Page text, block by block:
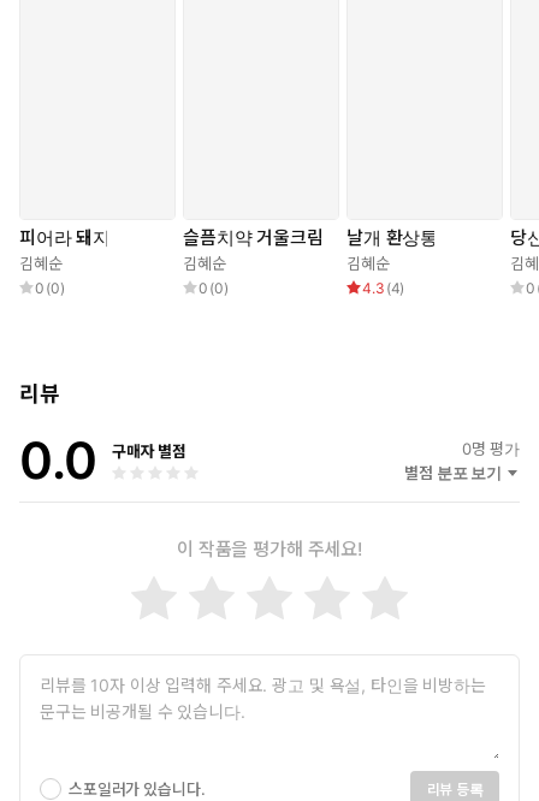
피어라 돼지
김혜순
0 (0)
슬픔치약 거울크림
김혜순
0 (0)
날개 환상통
김혜순
4.3 (4)
당
김
0
리뷰
0.0 구매자 별점 0명 평가
별점 분포 보기
이 작품을 평가해 주세요!
스포일러가 있습니다. 리뷰 등록